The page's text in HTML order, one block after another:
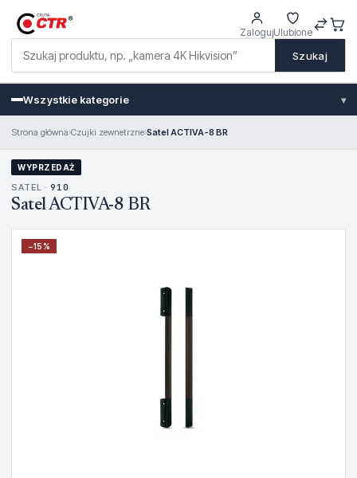
Szukaj
ZalogujUlubione
Wszystkie kategorie ▾
Strona główna›Czujki zewnetrzne›Satel ACTIVA-8 BR
WYPRZEDAŻ
SATEL · 910
Satel ACTIVA-8 BR
−15%